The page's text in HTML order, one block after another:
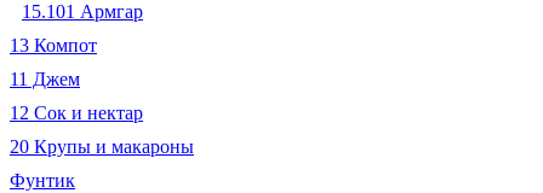
15.101 Армгар
13 Компот
11 Джем
12 Сок и нектар
20 Крупы и макароны
Фунтик